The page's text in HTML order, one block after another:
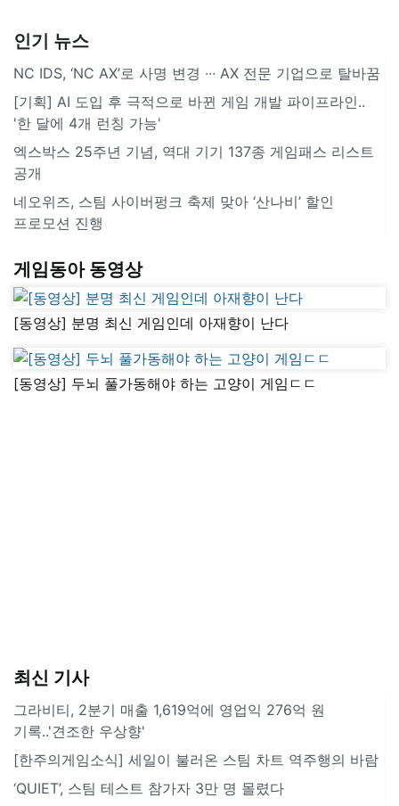
인기 뉴스
NC IDS, ‘NC AX’로 사명 변경 ∙∙∙ AX 전문 기업으로 탈바꿈
[기획] AI 도입 후 극적으로 바뀐 게임 개발 파이프라인..
'한 달에 4개 런칭 가능'
엑스박스 25주년 기념, 역대 기기 137종 게임패스 리스트
공개
네오위즈, 스팀 사이버펑크 축제 맞아 ‘산나비’ 할인
프로모션 진행
게임동아 동영상
[동영상] 분명 최신 게임인데 아재향이 난다
[동영상] 두뇌 풀가동해야 하는 고양이 게임ㄷㄷ
최신 기사
그라비티, 2분기 매출 1,619억에 영업익 276억 원
기록..'견조한 우상향'
[한주의게임소식] 세일이 불러온 스팀 차트 역주행의 바람
‘QUIET’, 스팀 테스트 참가자 3만 명 몰렸다